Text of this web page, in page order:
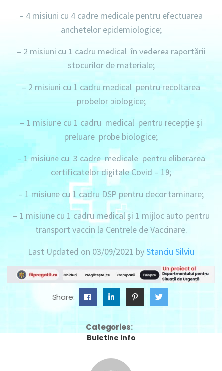
– 4 misiuni cu 4 cadre medicale pentru efectuarea
anchetelor epidemiologice;
– 2 misiuni cu 1 cadru medical în vederea raportării
stocurilor de materiale;
– 2 misiuni cu 1 cadru medical pentru recoltarea
probelor biologice;
– 1 misiune cu 1 cadru medical pentru recepție și
preluare probe biologice;
– 1 misiunecu 3 cadremedicale pentru eliberarea
certificatelor digitale Covid – 19;
– 1 misiune cu 1 cadru DSP pentru decontaminare;
– 1 misiunecu 1 cadru medical și 1 mijloc auto pentru
transport vaccin la Centrele de Vaccinare.
Last Updated on 03/09/2021 byStanciu Silviu
Share:
Categories:
Buletine info